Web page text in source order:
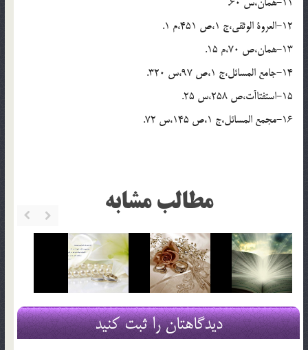
12-العروة الوثقى،ج 1،ص 451،م 1.
13-همان،ص 70،م 15.
14-جامع المسائل،ج 1،ص 97،س 320.
15-استفتاآت،ص 258،س 25.
16-مجمع المسائل،ج 1،ص 145،س 72.
مطالب مشابه
دیدگاهتان را ثبت کنید